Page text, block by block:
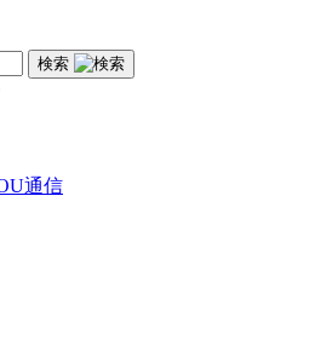
検索
通信